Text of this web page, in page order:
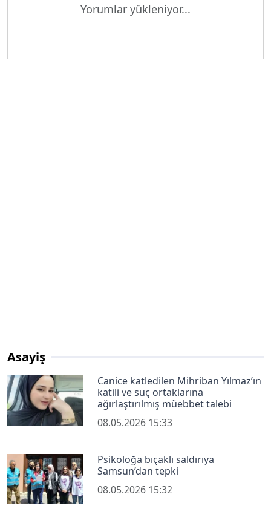
Yorumlar yükleniyor...
Asayiş
Canice katledilen Mihriban Yılmaz’ın
katili ve suç ortaklarına
ağırlaştırılmış müebbet talebi
08.05.2026 15:33
Psikoloğa bıçaklı saldırıya
Samsun’dan tepki
08.05.2026 15:32